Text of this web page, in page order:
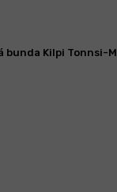
bunda Kilpi Tonnsi-